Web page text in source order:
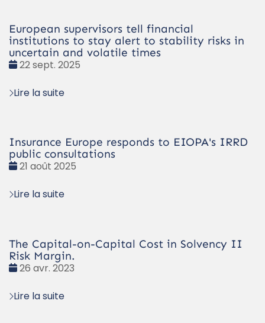
European supervisors tell financial
institutions to stay alert to stability risks in
uncertain and volatile times
Date
22 sept. 2025
Lire la suite
Insurance Europe responds to EIOPA's IRRD
public consultations
Date
21 août 2025
Lire la suite
The Capital-on-Capital Cost in Solvency II
Risk Margin.
Date
26 avr. 2023
Lire la suite